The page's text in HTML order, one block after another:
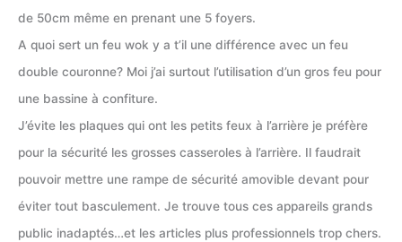
de 50cm même en prenant une 5 foyers.
A quoi sert un feu wok y a t’il une différence avec un feu
double couronne? Moi j’ai surtout l’utilisation d’un gros feu pour
une bassine à confiture.
J’évite les plaques qui ont les petits feux à l’arrière je préfère
pour la sécurité les grosses casseroles à l’arrière. Il faudrait
pouvoir mettre une rampe de sécurité amovible devant pour
éviter tout basculement. Je trouve tous ces appareils grands
public inadaptés…et les articles plus professionnels trop chers.